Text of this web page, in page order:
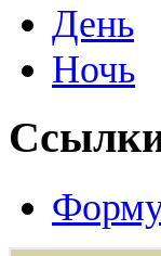
День
Ночь